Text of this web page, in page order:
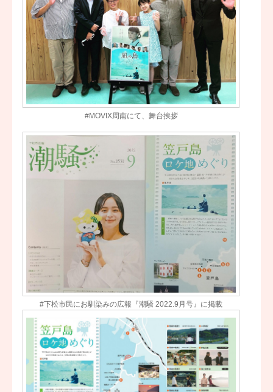
#MOVIX周南にて、舞台挨拶
#下松市民にお馴染みの広報『潮騒 2022.9月号』に掲載